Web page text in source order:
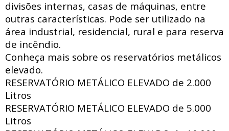
divisões internas, casas de máquinas, entre
outras características. Pode ser utilizado na
área industrial, residencial, rural e para reserva
de incêndio.
Conheça mais sobre os reservatórios metálicos
elevado.
RESERVATÓRIO METÁLICO ELEVADO de 2.000
Litros
RESERVATÓRIO METÁLICO ELEVADO de 5.000
Litros